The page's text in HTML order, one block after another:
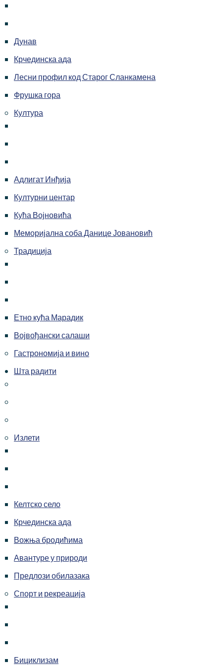
Дунав
Крчединска ада
Лесни профил код Старог Сланкамена
Фрушка гора
Култура
Адлигат Инђија
Културни центар
Кућа Војновића
Меморијална соба Данице Јовановић
Традиција
Етно кућа Марадик
Војвођански салаши
Гастрономија и вино
Шта радити
Излети
Келтско село
Крчединска ада
Вожња бродићима
Авантуре у природи
Предлози обилазака
Спорт и рекреација
Бициклизам